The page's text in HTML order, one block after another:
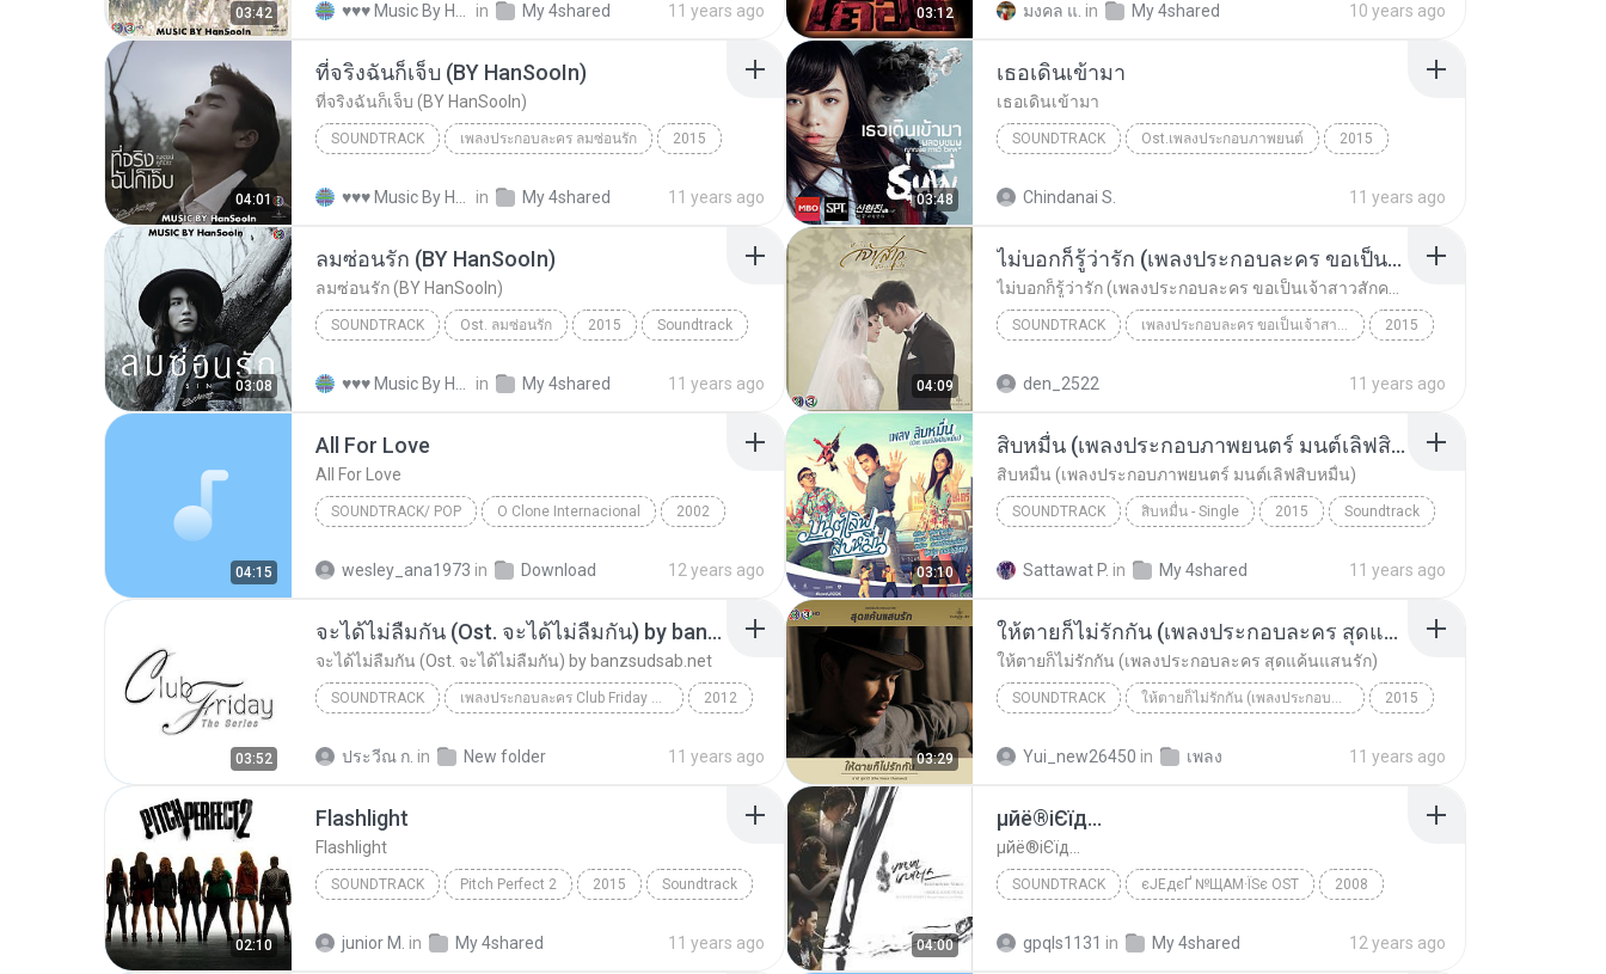
03:42 in My 4shared 11 years ago 03:12 มงคล แ. in My 4shared 10 years ago
04:01
ที่จริงฉันก็เจ็บ (BY HanSooIn)
ที่จริงฉันก็เจ็บ (BY HanSooIn)
SOUNDTRACK เพลงประกอบละคร ลมซ่อนรัก 2015
in My 4shared 11 years ago 03:48
เธอเดินเข้ามา
เธอเดินเข้ามา
SOUNDTRACK Ost.เพลงประกอบภาพยนต์ 2015
Chindanai S. 11 years ago
03:08
ลมซ่อนรัก (BY HanSooIn)
ลมซ่อนรัก (BY HanSooIn)
SOUNDTRACK Ost. ลมซ่อนรัก 2015 Soundtrack
in My 4shared 11 years ago 04:09
ไม่บอกก็รู้ว่ารัก (เพลงประกอบละคร ขอเป็นเจ้าสาวสักครั้งให้ชื่นใจ) [feat. ต้น ธนษิต จตุรภุช]
SOUNDTRACK เพลงประกอบละคร ขอเป็นเจ้าสาวสักครั้งให้ชื่นใจ 2015
den_2522 11 years ago
04:15
All For Love
All For Love
SOUNDTRACK/ POP O Clone Internacional 2002
wesley_ana1973 in Download 12 years ago 03:10
สิบหมื่น (เพลงประกอบภาพยนตร์ มนต์เลิฟสิบหมื่น)
สิบหมื่น (เพลงประกอบภาพยนตร์ มนต์เลิฟสิบหมื่น)
SOUNDTRACK สิบหมื่น - Single 2015 Soundtrack
Sattawat P. in My 4shared 11 years ago
03:52
จะได้ไม่ลืมกัน (Ost. จะได้ไม่ลืมกัน) by banzsudsab.net
จะได้ไม่ลืมกัน (Ost. จะได้ไม่ลืมกัน) by banzsudsab.net
SOUNDTRACK เพลงประกอบละคร Club Friday The Series 2012
ประวีณ ก. in New folder 11 years ago 03:29
ให้ตายก็ไม่รักกัน (เพลงประกอบละคร สุดแค้นแสนรัก)
ให้ตายก็ไม่รักกัน (เพลงประกอบละคร สุดแค้นแสนรัก)
SOUNDTRACK ให้ตายก็ไม่รักกัน (เพลงประกอบละคร สุดแค้นแสนรัก) - Single 2015
Yui_new26450 in เพลง 11 years ago
02:10
Flashlight
Flashlight
SOUNDTRACK Pitch Perfect 2 2015 Soundtrack
junior M. in My 4shared 11 years ago 04:00
µйё®іЄїд...
µйё®іЄїд...
SOUNDTRACK єЈЕдєҐ №ЩАМ·ЇЅє OST 2008
gpqls1131 in My 4shared 12 years ago